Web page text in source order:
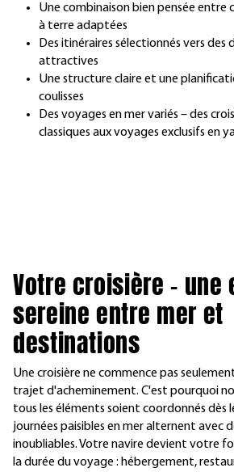
Une combinaison bien pensée entre
à terre adaptées
Des itinéraires sélectionnés vers des
attractives
Une structure claire et une
coulisses
Des voyages en mer variés – des
classiques aux voyages exclusifs en
Votre croisière – une
sereine entre mer et
destinations
Une croisière ne commence pas
trajet d'acheminement. C'est pourquoi
tous les éléments soient coordonnés dès
journées paisibles en mer alternent avec
inoubliables. Votre navire devient votre
la durée du voyage : hébergement,